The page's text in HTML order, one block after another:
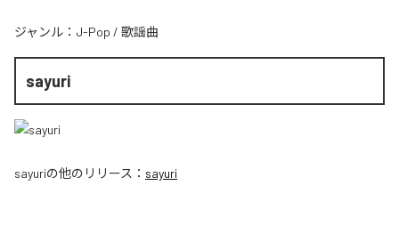
ジャンル： J-Pop / 歌謡曲
sayuri
sayuriの他のリリース： sayuri